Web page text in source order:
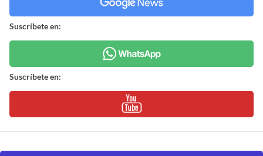
Suscríbete en:
Suscríbete en: